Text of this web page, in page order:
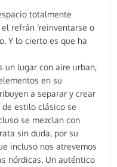
totalmente
refrán ‘reinventarse o
Y lo cierto es que ha
un lugar con aire urban,
en su
a separar y crear
estilo clásico se
se mezclan con
sin duda, por su
incluso nos atrevemos
nórdicas. Un auténtico